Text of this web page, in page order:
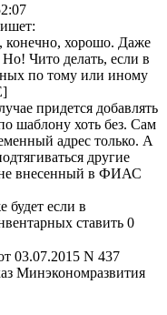
хорошо. Даже
Но! Чито делать, если в
по тому или иному
придется добавлять
шаблону хоть без. Сам
адрес только. А
другие
внесенный в ФИАС
будет если в
ставить 0
03.07.2015 N 437
Минэкономразвития